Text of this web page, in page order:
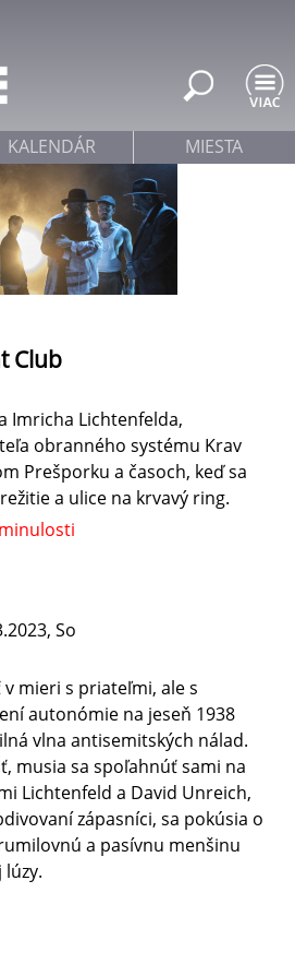
Club
Imricha Lichtenfelda,
obranného systému Krav
Prešporku a časoch, keď sa
a ulice na krvavý ring.
So
mieri s priateľmi, ale s
autonómie na jeseň 1938
vlna antisemitských nálad.
musia sa spoľahnúť sami na
Lichtenfeld a David Unreich,
zápasníci, sa pokúsia o
a pasívnu menšinu
KALENDÁR MIESTA